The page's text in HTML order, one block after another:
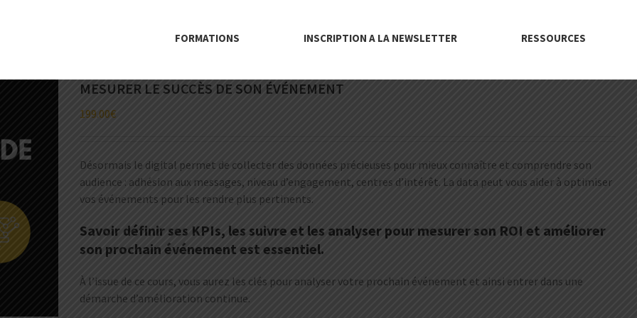
FORMATIONS INSCRIPTION A LA NEWSLETTER RESSOURCES
MESURER LE SUCCÈS DE SON ÉVÉNEMENT
199.00€
Désormais le digital permet de collecter des données précieuses pour mieux connaître et comprendre son
audience : adhésion aux messages, niveau d’engagement, centres d’intérêt. La data peut vous aider à optimiser
vos événements pour les rendre plus pertinents.
Savoir définir ses KPIs, les suivre et les analyser pour mesurer son ROI et améliorer
son prochain événement est essentiel.
À l’issue de ce cours, vous aurez les clés pour analyser votre prochain événement et ainsi entrer dans une
démarche d’amélioration continue.